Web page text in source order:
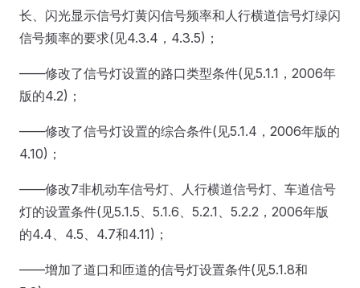
长、闪光显示信号灯黄闪信号频率和人行横道信号灯绿闪
信号频率的要求(见4.3.4，4.3.5)；
——修改了信号灯设置的路口类型条件(见5.1.1，2006年
版的4.2)；
——修改了信号灯设置的综合条件(见5.1.4，2006年版的
4.10)；
——修改7非机动车信号灯、人行横道信号灯、车道信号
灯的设置条件(见5.1.5、5.1.6、5.2.1、5.2.2，2006年版
的4.4、4.5、4.7和4.11)；
——增加了道口和匝道的信号灯设置条件(见5.1.8和